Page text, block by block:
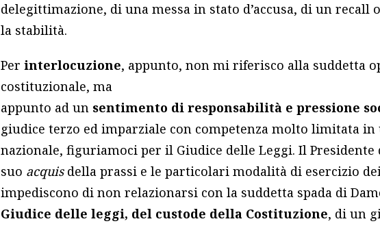
delegittimazione, di una messa in stato d’accusa, di un recall
la stabilità.
Perinterlocuzione, appunto, non mi riferisco alla suddetta
costituzionale, ma
appunto ad un sentimento di responsabilità e pressione
giudice terzo ed imparziale con competenza molto limitata
nazionale, figuriamoci per il Giudice delle Leggi. Il Presidente
suo acquis della prassi e le particolari modalità di esercizio
impediscono di non relazionarsi con la suddetta spada di
Giudice delle leggi, del custode della Costituzione, di un